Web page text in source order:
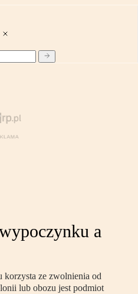
a
ze zwolnienia od
lub obozu jest podmiot